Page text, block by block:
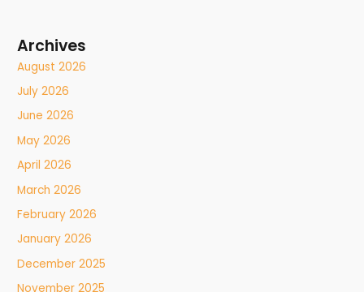
Archives
August 2026
July 2026
June 2026
May 2026
April 2026
March 2026
February 2026
January 2026
December 2025
November 2025